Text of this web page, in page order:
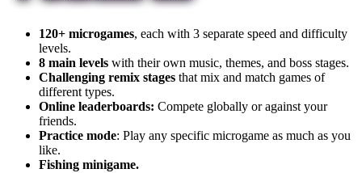
120+ microgames, each with 3 separate speed and difficulty
levels.
8 main levels with their own music, themes, and boss stages.
Challenging remix stages that mix and match games of
different types.
Online leaderboards: Compete globally or against your
friends.
Practice mode: Play any specific microgame as much as you
like.
Fishing minigame.